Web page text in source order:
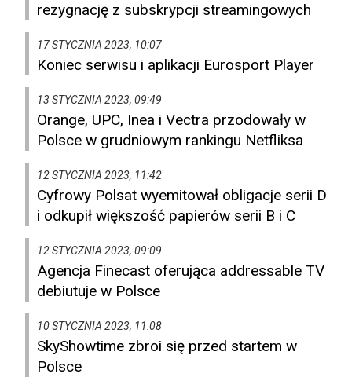
rezygnację z subskrypcji streamingowych
17 STYCZNIA 2023, 10:07
Koniec serwisu i aplikacji Eurosport Player
13 STYCZNIA 2023, 09:49
Orange, UPC, Inea i Vectra przodowały w
Polsce w grudniowym rankingu Netfliksa
12 STYCZNIA 2023, 11:42
Cyfrowy Polsat wyemitował obligacje serii D
i odkupił większość papierów serii B i C
12 STYCZNIA 2023, 09:09
Agencja Finecast oferująca addressable TV
debiutuje w Polsce
10 STYCZNIA 2023, 11:08
SkyShowtime zbroi się przed startem w
Polsce